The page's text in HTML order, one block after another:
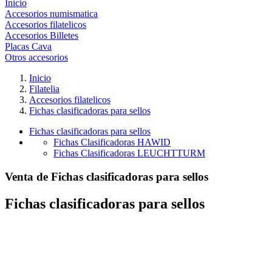
Inicio
Accesorios numismatica
Accesorios filatelicos
Accesorios Billetes
Placas Cava
Otros accesorios
Inicio
Filatelia
Accesorios filatelicos
Fichas clasificadoras para sellos
Fichas clasificadoras para sellos
Fichas Clasificadoras HAWID
Fichas Clasificadoras LEUCHTTURM
Venta de Fichas clasificadoras para sellos
Fichas clasificadoras para sellos